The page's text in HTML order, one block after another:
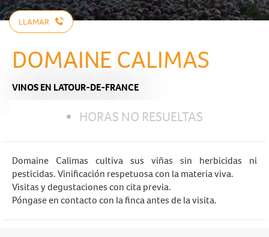
LLAMAR
DOMAINE CALIMAS
VINOSEN LATOUR-DE-FRANCE
HORAS NO RESUELTAS
Domaine Calimas cultiva sus viñas sin herbicidas ni
pesticidas. Vinificación respetuosa con la materia viva.
Visitas y degustaciones con cita previa.
Póngase en contacto con la finca antes de la visita.